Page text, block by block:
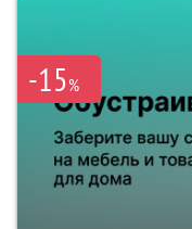
-15%